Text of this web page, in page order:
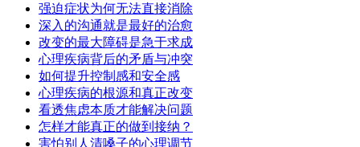
强迫症状为何无法直接消除
深入的沟通就是最好的治愈
改变的最大障碍是急于求成
心理疾病背后的矛盾与冲突
如何提升控制感和安全感
心理疾病的根源和真正改变
看透焦虑本质才能解决问题
怎样才能真正的做到接纳？
害怕别人清嗓子的心理调节